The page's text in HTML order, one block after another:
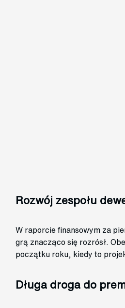
Rozwój zespołu
W raporcie finansowym za
grą znacząco się rozrósł.
początku roku, kiedy to
Długa droga do